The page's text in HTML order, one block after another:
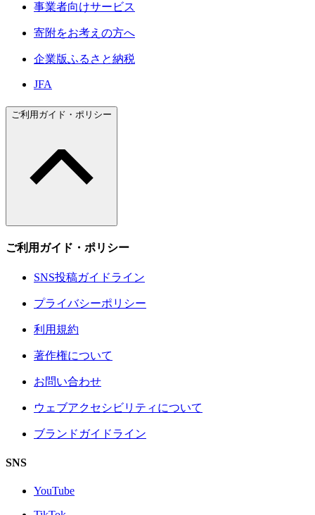
事業者向けサービス
寄附をお考えの方へ
企業版ふるさと納税
JFA
ご利用ガイド・ポリシー
ご利用ガイド・ポリシー
SNS投稿ガイドライン
プライバシーポリシー
利用規約
著作権について
お問い合わせ
ウェブアクセシビリティについて
ブランドガイドライン
SNS
YouTube